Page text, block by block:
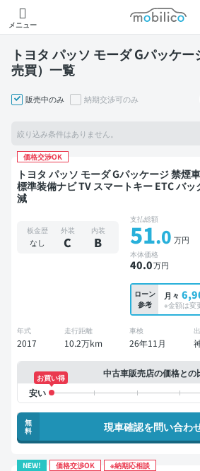
メニュー
モビリコ
トヨタ パッソ モーダ Gパッケ
売買）一覧
販売中のみ 納期交渉可のみ
絞り込み条件はありません。
価格交渉OK
トヨタ パッソ モーダ Gパッケージ 禁煙車 整備記録簿あり
標準装備ナビ TV スマートキー ETC バ
減
板金歴
なし
外装
C
内装
B
支払総額
51.0 万円
本体価格
40.0万円
ローン
参考
月々
※金額は変
年式
2017
走行距離
10.2万km
車検
26年11月
中古車販売店の価格との
お買い得
無
料
現車確認を問い合わ
NEW! 価格交渉OK ※納期応相談